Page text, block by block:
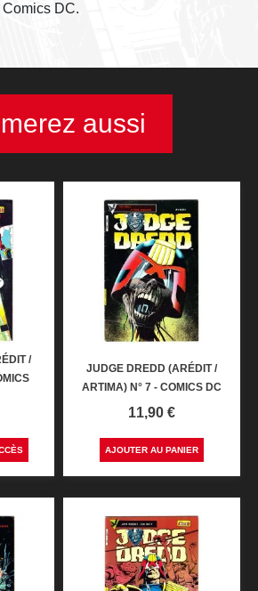
DC.
aussi
/
JUDGE DREDD (ARÉDIT /
ARTIMA) N° 7 - COMICS DC
Prix
11,90 €
AJOUTER AU PANIER